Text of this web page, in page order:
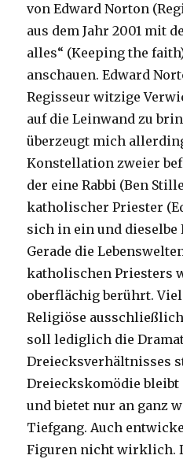
von Edward Norton
aus dem Jahr 2001 mit
alles“ (Keeping the
anschauen. Edward
Regisseur witzige
auf die Leinwand zu
überzeugt mich
Konstellation zweier
der eine Rabbi (Ben
katholischer Priester
sich in ein und dieselbe
Gerade die
katholischen Priesters
oberflächig berührt.
Religiöse
soll lediglich die
Dreiecksverhältnisses
Dreieckskomödie bleibt
und bietet nur an ganz
Tiefgang. Auch
Figuren nicht wirklich.